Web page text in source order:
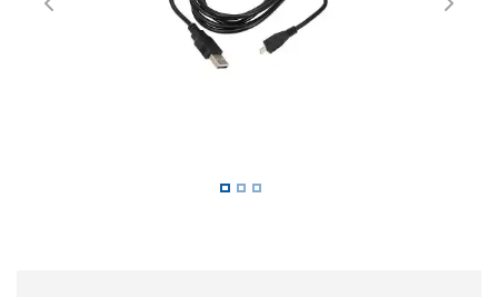
Previous Next